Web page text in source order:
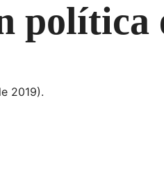
política
2019).